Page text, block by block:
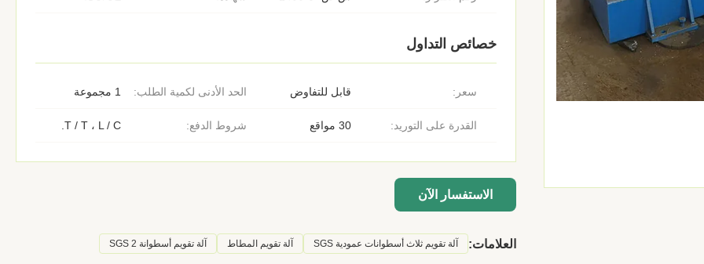
خصائص التداول
الحد الأدنى لكمية الطلب: 1 مجموعة سعر: قابل للتفاوض
شروط الدفع: T / T ، L / C. القدرة على التوريد: 30 مواقع
الاستفسار الآن
العلامات: آلة تقويم ثلاث أسطوانات عمودية SGS آلة تقويم المطاط آلة تقويم أسطوانة SGS 2